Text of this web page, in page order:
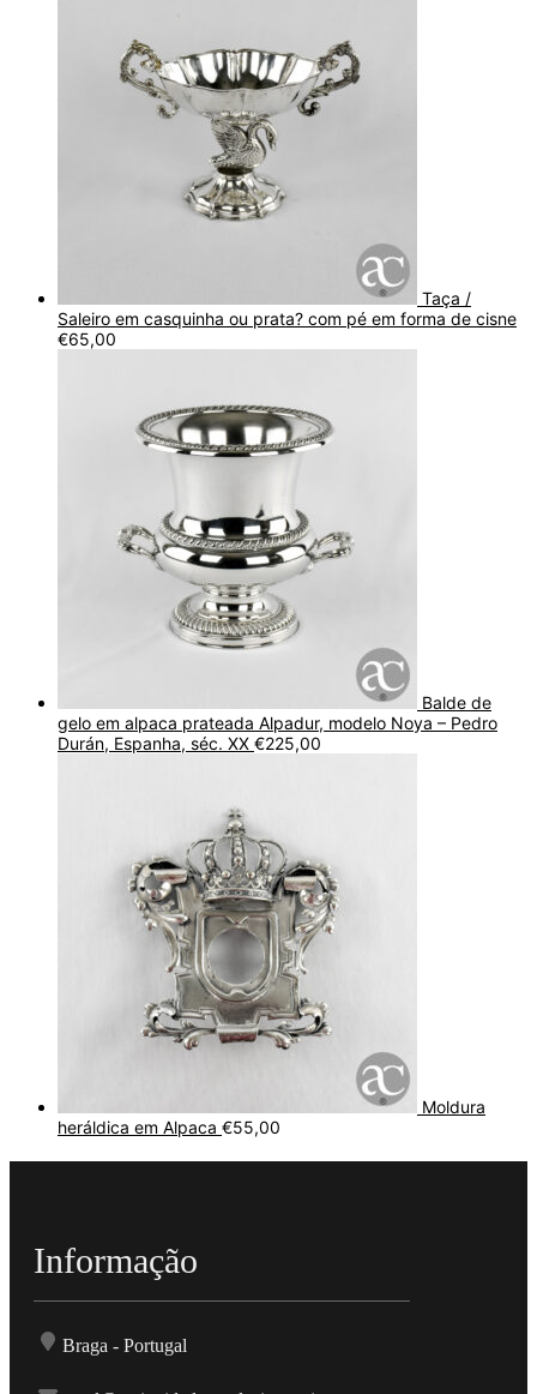
Taça /
Saleiro em casquinha ou prata? com pé em forma de cisne
€65,00
Balde de
gelo em alpaca prateada Alpadur, modelo Noya – Pedro
Durán, Espanha, séc. XX €225,00
Moldura
heráldica em Alpaca €55,00
Informação
Braga - Portugal